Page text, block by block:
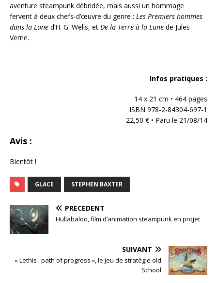
aventure steampunk débridée, mais aussi un hommage
fervent à deux chefs-d’œuvre du genre : Les Premiers hommes
dans la Lune d’H. G. Wells, et De la Terre à la Lune de Jules
Verne.
Infos pratiques :
14 x 21 cm • 464 pages
ISBN 978-2-84304-697-1
22,50 € • Paru le 21/08/14
Avis :
Bientôt !
GLACE STEPHEN BAXTER
PRÉCÉDENT
Hullabaloo, film d’animation steampunk en projet
SUIVANT
« Lethis : path of progress », le jeu de stratégie old
School